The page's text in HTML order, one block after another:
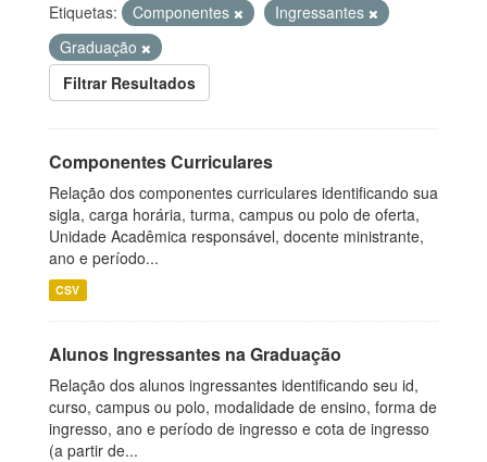
Etiquetas:
Componentes
Ingressantes
Graduação
Filtrar Resultados
Componentes Curriculares
Relação dos componentes curriculares identificando sua
sigla, carga horária, turma, campus ou polo de oferta,
Unidade Acadêmica responsável, docente ministrante,
ano e período...
CSV
Alunos Ingressantes na Graduação
Relação dos alunos ingressantes identificando seu id,
curso, campus ou polo, modalidade de ensino, forma de
ingresso, ano e período de ingresso e cota de ingresso
(a partir de...